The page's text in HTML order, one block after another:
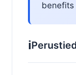
benefits
ℹ️